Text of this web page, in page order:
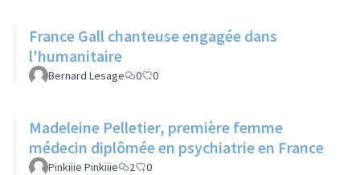
France Gall chanteuse engagée dans
l'humanitaire
Bernard Lesage 0 0
Madeleine Pelletier, première femme
médecin diplômée en psychiatrie en France
Pinkiiie Pinkiiie 2 0